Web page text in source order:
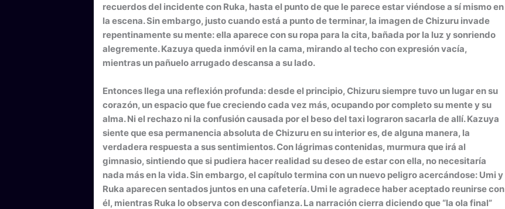
recuerdos del incidente con Ruka, hasta el punto de que le parece estar viéndose a sí mismo en
la escena. Sin embargo, justo cuando está a punto de terminar, la imagen de Chizuru invade
repentinamente su mente: ella aparece con su ropa para la cita, bañada por la luz y sonriendo
alegremente. Kazuya queda inmóvil en la cama, mirando al techo con expresión vacía,
mientras un pañuelo arrugado descansa a su lado.
Entonces llega una reflexión profunda: desde el principio, Chizuru siempre tuvo un lugar en su
corazón, un espacio que fue creciendo cada vez más, ocupando por completo su mente y su
alma. Ni el rechazo ni la confusión causada por el beso del taxi lograron sacarla de allí. Kazuya
siente que esa permanencia absoluta de Chizuru en su interior es, de alguna manera, la
verdadera respuesta a sus sentimientos. Con lágrimas contenidas, murmura que irá al
gimnasio, sintiendo que si pudiera hacer realidad su deseo de estar con ella, no necesitaría
nada más en la vida. Sin embargo, el capítulo termina con un nuevo peligro acercándose: Umi y
Ruka aparecen sentados juntos en una cafetería. Umi le agradece haber aceptado reunirse con
él, mientras Ruka lo observa con desconfianza. La narración cierra diciendo que “la ola final”